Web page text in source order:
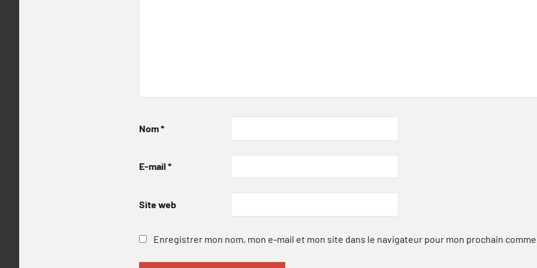
Nom*
E-mail *
Site web
Enregistrer mon nom, mon e-mail et mon site dans le navigateur pour mon prochain